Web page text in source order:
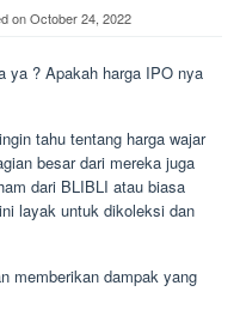
onOctober 24, 2022
ya ? Apakah harga IPO nya
tahu tentang harga wajar
besar dari mereka juga
dari BLIBLI atau biasa
layak untuk dikoleksi dan
memberikan dampak yang